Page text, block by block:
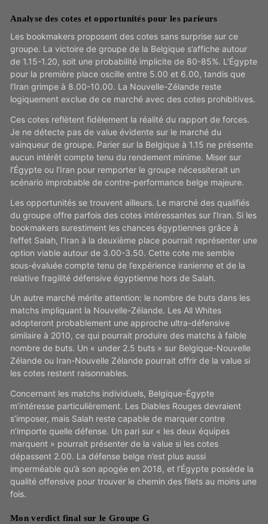
Analyse des cotes et opportunités pour les parieurs
Les bookmakers proposent des cotes sans surprise sur ce
groupe. La victoire de groupe de la Belgique s’affiche autour
de 1.15-1.20, soit une probabilité implicite de 80-85%. L’Égypte
pour la première place oscille entre 5.00 et 6.00, tandis que
l’Iran grimpe à 8.00-10.00. La Nouvelle-Zélande reste
logiquement exclue de ce marché avec des cotes prohibitives.
Ces cotes reflètent fidèlement la réalité du rapport de forces.
Je ne détecte pas de value évidente sur le marché du
vainqueur de groupe. Parier sur la Belgique à 1.15 ne présente
aucun intérêt compte tenu du rendement minime. Miser sur
l’Égypte ou l’Iran pour remporter le groupe nécessiterait un
scénario improbable de contre-performance belge majeure.
Les opportunités se trouvent ailleurs. Le marché des qualifiés
du groupe offre parfois des cotes intéressantes sur l’Iran. Si les
bookmakers surestiment les chances égyptiennes grâce à
l’effet Salah, l’Iran à la deuxième place pourrait représenter une
option viable autour de 3.00-3.50. Cette cote me semble
sous-évaluée compte tenu de l’expérience iranienne et de la
relative fragilité défensive égyptienne hors de Salah.
Un autre marché mérite attention: le nombre de buts dans les
matchs impliquant la Nouvelle-Zélande. Les All Whites
adopteront probablement une approche ultra-défensive
similaire à 2010, ce qui pourrait produire des matchs à faible
nombre de buts. Un « under 2.5 buts » sur Belgique-Nouvelle
Zélande ou Iran-Nouvelle Zélande pourrait offrir de la value si
les cotes restent raisonnables.
Concernant les matchs individuels, Belgique-Égypte
m’intéresse particulièrement. Les Diables Rouges devraient
s’imposer, mais Salah reste capable de marquer contre
n’importe quelle défense. Un pari sur « les deux équipes
marquent » pourrait présenter de la value si les cotes
dépassent 2.00. La défense belge n’est plus aussi
imperméable qu’à son apogée en 2018, et l’Égypte possède la
qualité offensive pour trouver le chemin des filets au moins une
fois.
Mon verdict final sur le Groupe G